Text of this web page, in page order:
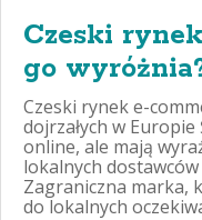
Czeski
go
Czeski rynek e-
dojrzałych w
online, ale mają
lokalnych
Zagraniczna marka,
do lokalnych